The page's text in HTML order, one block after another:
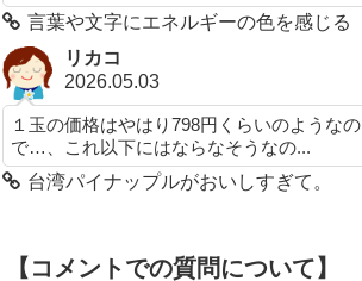
言葉や文字にエネルギーの色を感じる
リカコ
2026.05.03
１玉の価格はやはり798円くらいのようなの
で…、これ以下にはならなそうなの...
台湾パイナップルがおいしすぎて。
【コメントでの質問について】